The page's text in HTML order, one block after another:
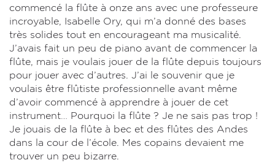
commencé la flûte à onze ans avec une professeure
incroyable, Isabelle Ory, qui m’a donné des bases
très solides tout en encourageant ma musicalité.
J’avais fait un peu de piano avant de commencer la
flûte, mais je voulais jouer de la flûte depuis toujours
pour jouer avec d’autres. J’ai le souvenir que je
voulais être flûtiste professionnelle avant même
d’avoir commencé à apprendre à jouer de cet
instrument… Pourquoi la flûte ? Je ne sais pas trop !
Je jouais de la flûte à bec et des flûtes des Andes
dans la cour de l’école. Mes copains devaient me
trouver un peu bizarre.